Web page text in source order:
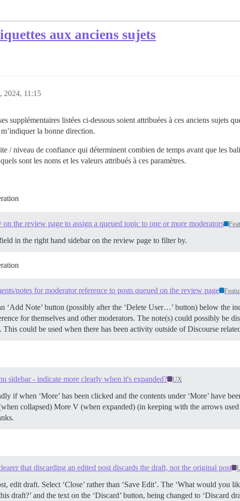
aux anciens sujets
2024, 11:15
supplémentaires listées ci-dessous soient attribuées à ces anciens sujets
la bonne direction.
/ niveau de confiance qui déterminent combien de temps avant que les
sont les noms et les valeurs attribués à ces paramètres.
the review page to assign a queued topic to one or more moderators
in the right hand sidebar on the review page to filter by.
notes for moderator reference to posts queued on the review page
‘Add Note’ button (possibly after the ‘Delete User…’ button) below the
for themselves and other moderators. The note(s) could possibly be
This could be used when there has been activity outside of Discourse
sidebar - indicate more clearly when it's expanded? UX
if when ‘More’ has been clicked and the contents under ‘More’ have
collapsed) More V (when expanded) (in keeping with the arrows
that discarding an edited post discards the draft, not the original post
edit draft. Select ‘Close’ rather than ‘Save Edit’. The ‘What would
draft?’ and the text on the ‘Discard’ button, being changed to ‘Discard